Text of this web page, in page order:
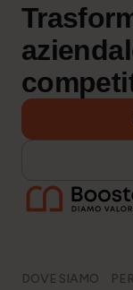
DOVE SIAMO